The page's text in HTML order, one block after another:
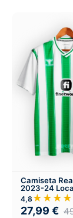
Camiseta
2023-24
4,8
27,99 €